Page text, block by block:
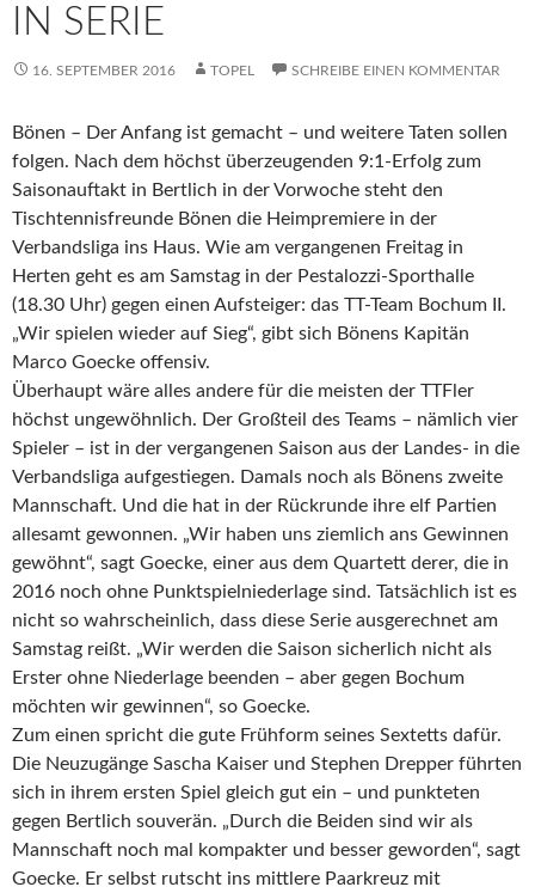
IN SERIE
16. SEPTEMBER 2016 TOPEL SCHREIBE EINEN KOMMENTAR
Bönen – Der Anfang ist gemacht – und weitere Taten sollen
folgen. Nach dem höchst überzeugenden 9:1-Erfolg zum
Saisonauftakt in Bertlich in der Vorwoche steht den
Tischtennisfreunde Bönen die Heimpremiere in der
Verbandsliga ins Haus. Wie am vergangenen Freitag in
Herten geht es am Samstag in der Pestalozzi-Sporthalle
(18.30 Uhr) gegen einen Aufsteiger: das TT-Team Bochum II.
„Wir spielen wieder auf Sieg“, gibt sich Bönens Kapitän
Marco Goecke offensiv.
Überhaupt wäre alles andere für die meisten der TTFler
höchst ungewöhnlich. Der Großteil des Teams – nämlich vier
Spieler – ist in der vergangenen Saison aus der Landes- in die
Verbandsliga aufgestiegen. Damals noch als Bönens zweite
Mannschaft. Und die hat in der Rückrunde ihre elf Partien
allesamt gewonnen. „Wir haben uns ziemlich ans Gewinnen
gewöhnt“, sagt Goecke, einer aus dem Quartett derer, die in
2016 noch ohne Punktspielniederlage sind. Tatsächlich ist es
nicht so wahrscheinlich, dass diese Serie ausgerechnet am
Samstag reißt. „Wir werden die Saison sicherlich nicht als
Erster ohne Niederlage beenden – aber gegen Bochum
möchten wir gewinnen“, so Goecke.
Zum einen spricht die gute Frühform seines Sextetts dafür.
Die Neuzugänge Sascha Kaiser und Stephen Drepper führten
sich in ihrem ersten Spiel gleich gut ein – und punkteten
gegen Bertlich souverän. „Durch die Beiden sind wir als
Mannschaft noch mal kompakter und besser geworden“, sagt
Goecke. Er selbst rutscht ins mittlere Paarkreuz mit